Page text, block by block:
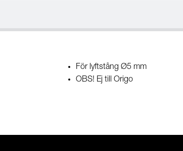
För lyftstång Ø5 mm
OBS! Ej till Origo